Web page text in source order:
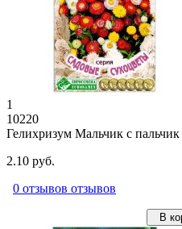
1
10220
Гелихризум Мальчик с пальчик
2.10 руб.
0 отзывов отзывов
В